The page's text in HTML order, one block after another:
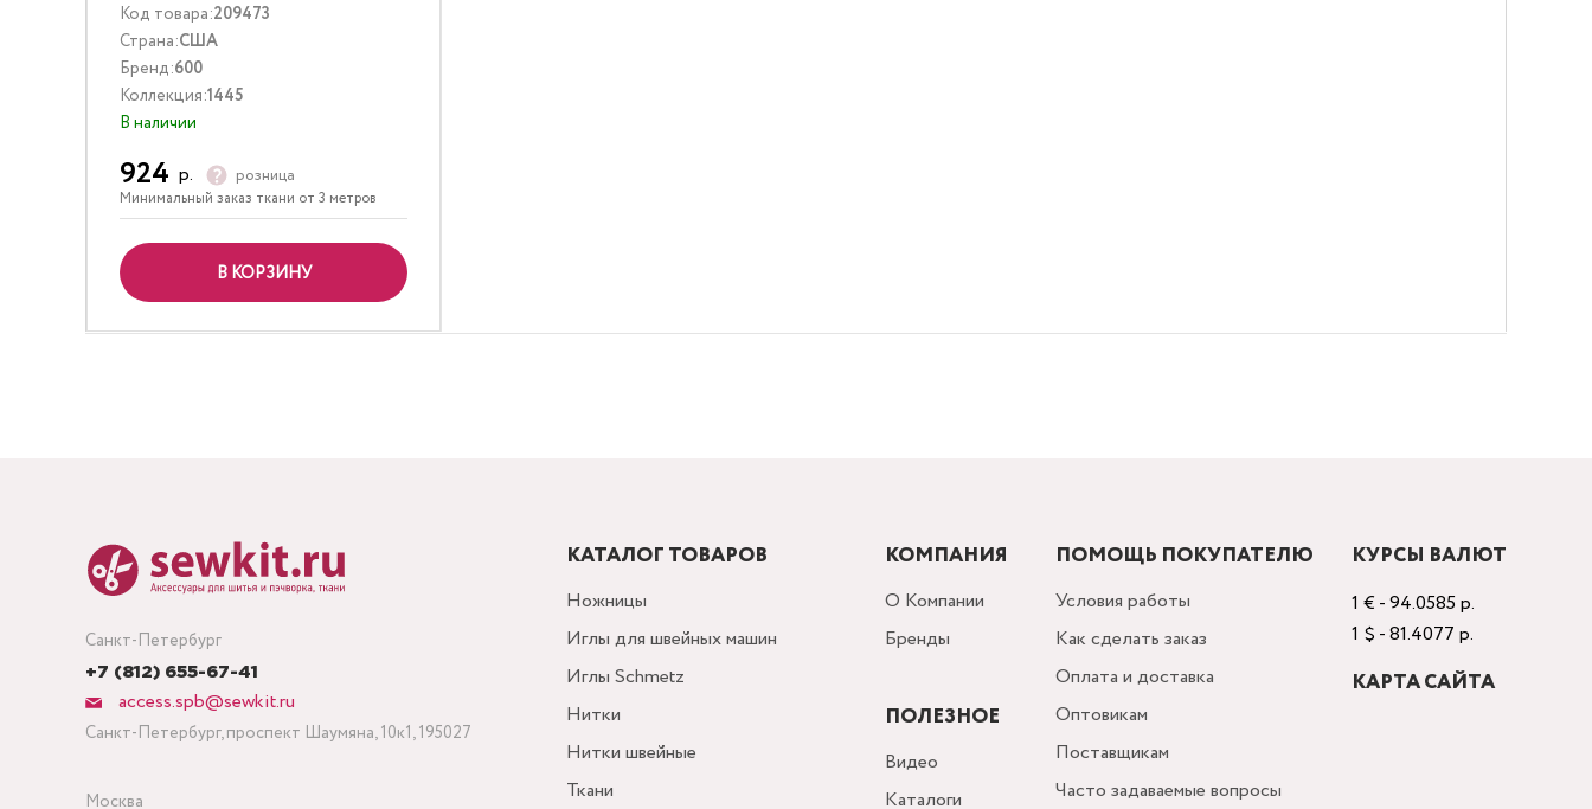
Код товара:209473
Страна:США
Бренд:600
Коллекция:1445
В наличии
924 р. розница
Минимальный заказ ткани от 3 метров
В КОРЗИНУ
Санкт-Петербург
+7 (812) 655-67-41
access.spb@sewkit.ru
Санкт-Петербург, проспект Шаумяна, 10к1, 195027
Москва
КАТАЛОГ ТОВАРОВ
Ножницы
Иглы для швейных машин
Иглы Schmetz
Нитки
Нитки швейные
Ткани
КОМПАНИЯ
О Компании
Бренды
ПОЛЕЗНОЕ
Видео
Каталоги
ПОМОЩЬ ПОКУПАТЕЛЮ
Условия работы
Как сделать заказ
Оплата и доставка
Оптовикам
Поставщикам
Часто задаваемые вопросы
КУРСЫ ВАЛЮТ
1 € - 94.0585 р.
1 $ - 81.4077 р.
КАРТА САЙТА